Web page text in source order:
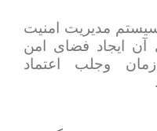
مدیریت امنیت
آن ایجاد فضای امن
وجلب اعتماد